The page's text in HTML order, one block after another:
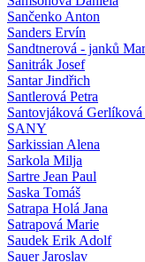
Sančenko Anton
Sanders Ervín
Sandtnerová - janků
Sanitrák Josef
Santar Jindřich
Santlerová Petra
Santovjáková Gerlíková
SANY
Sarkissian Alena
Sarkola Milja
Sartre Jean Paul
Saska Tomáš
Satrapa Holá Jana
Satrapová Marie
Saudek Erik Adolf
Sauer Jaroslav